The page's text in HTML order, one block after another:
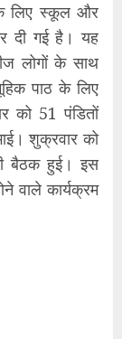
के लिए स्कूल और
दी गई है। यह
लोगों के साथ
पाठ के लिए
को 51 पंडितों
शुक्रवार को
बैठक हुई। इस
वाले कार्यक्रम